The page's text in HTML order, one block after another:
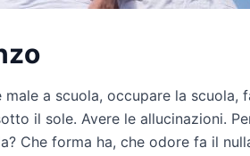
a scuola, occupare la
il sole. Avere le allucinazioni.
Che forma ha, che odore fa il